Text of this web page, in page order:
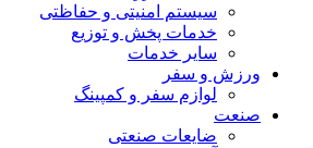
سیستم امنیتی و حفاظتی
خدمات پخش و توزیع
سایر خدمات
ورزش و سفر
لوازم سفر و کمپینگ
صنعت
ضایعات صنعتی